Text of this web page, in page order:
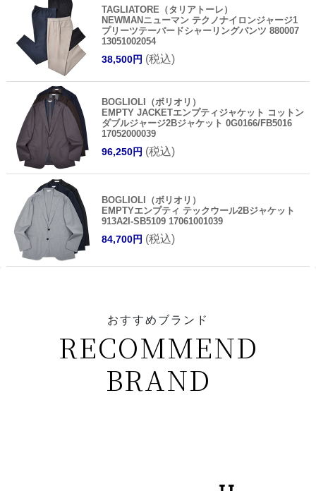
TAGLIATORE（タリアトーレ）
NEWMANニューマン テクノナイロンジャージ1
プリーツテーパードシャーリングパンツ 880007
13051002054
38,500円 (税込)
BOGLIOLI（ボリオリ）
EMPTY JACKETエンプティジャケット コットン
ダブルジャージ2Bジャケット 0G0166/FB5016
17052000039
96,250円 (税込)
BOGLIOLI（ボリオリ）
EMPTYエンプティ テックウール2Bジャケット
913A2I-SB5109 17061001039
84,700円 (税込)
おすすめブランド
RECOMMEND
BRAND